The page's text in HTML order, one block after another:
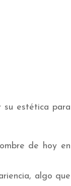
su estética para
de hoy en
algo que